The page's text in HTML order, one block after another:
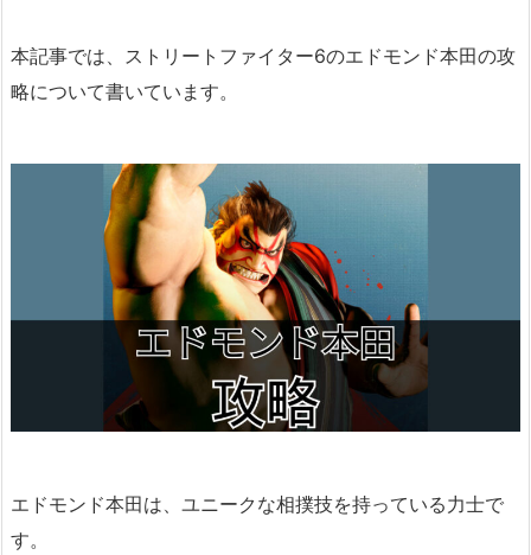
本記事では、ストリートファイター6のエドモンド本田の攻
略について書いています。
エドモンド本田は、ユニークな相撲技を持っている力士で
す。